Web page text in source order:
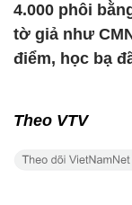
4.000 phôi
tờ giả như
điểm, học bạ
Theo VTV